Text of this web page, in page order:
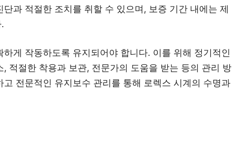
과 적절한 조치를 취할 수 있으며, 보증 기간 내에는 제
게 작동하도록 유지되어야 합니다. 이를 위해 정기적인
적절한 착용과 보관, 전문가의 도움을 받는 등의 관리 방
전문적인 유지보수 관리를 통해 로렉스 시계의 수명과